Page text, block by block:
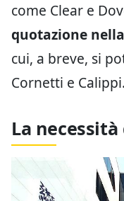
come Clear e
quotazione
cui, a breve, si
Cornetti e Calippi.
La